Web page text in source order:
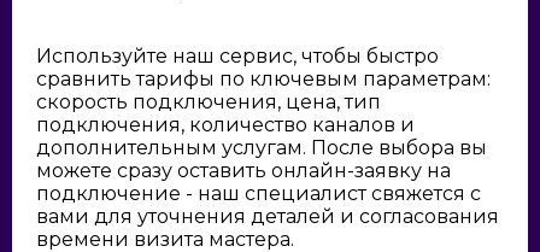
Используйте наш сервис, чтобы быстро
сравнить тарифы по ключевым параметрам:
скорость подключения, цена, тип
подключения, количество каналов и
дополнительным услугам. После выбора вы
можете сразу оставить онлайн-заявку на
подключение - наш специалист свяжется с
вами для уточнения деталей и согласования
времени визита мастера.